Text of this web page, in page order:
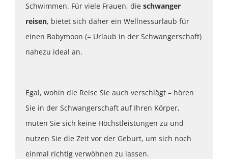
Schwimmen. Für viele Frauen, die schwanger
reisen, bietet sich daher ein Wellnessurlaub für
einen Babymoon (= Urlaub in der Schwangerschaft)
nahezu ideal an.
Egal, wohin die Reise Sie auch verschlägt – hören
Sie in der Schwangerschaft auf Ihren Körper,
muten Sie sich keine Höchstleistungen zu und
nutzen Sie die Zeit vor der Geburt, um sich noch
einmal richtig verwöhnen zu lassen.